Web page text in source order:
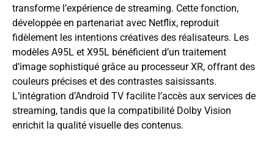
transforme l’expérience de streaming. Cette fonction,
développée en partenariat avec Netflix, reproduit
fidèlement les intentions créatives des réalisateurs. Les
modèles A95L et X95L bénéficient d’un traitement
d’image sophistiqué grâce au processeur XR, offrant des
couleurs précises et des contrastes saisissants.
L’intégration d’Android TV facilite l’accès aux services de
streaming, tandis que la compatibilité Dolby Vision
enrichit la qualité visuelle des contenus.